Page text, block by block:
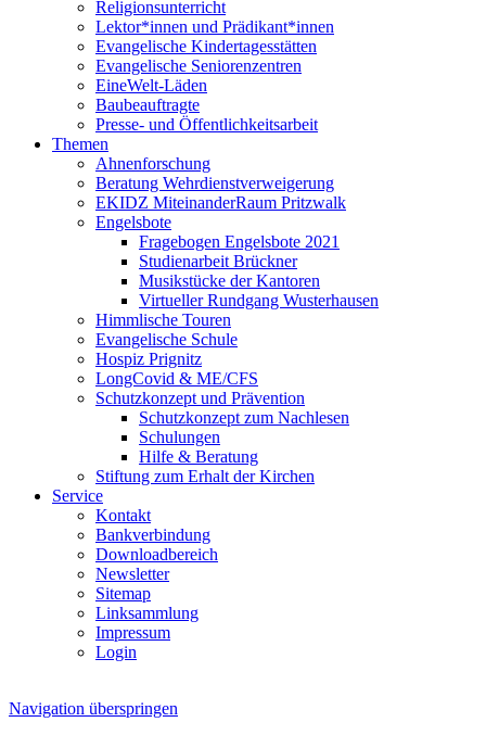
Religionsunterricht
Lektor*innen und Prädikant*innen
Evangelische Kindertagesstätten
Evangelische Seniorenzentren
EineWelt-Läden
Baubeauftragte
Presse- und Öffentlichkeitsarbeit
Themen
Ahnenforschung
Beratung Wehrdienstverweigerung
EKIDZ MiteinanderRaum Pritzwalk
Engelsbote
Fragebogen Engelsbote 2021
Studienarbeit Brückner
Musikstücke der Kantoren
Virtueller Rundgang Wusterhausen
Himmlische Touren
Evangelische Schule
Hospiz Prignitz
LongCovid & ME/CFS
Schutzkonzept und Prävention
Schutzkonzept zum Nachlesen
Schulungen
Hilfe & Beratung
Stiftung zum Erhalt der Kirchen
Service
Kontakt
Bankverbindung
Downloadbereich
Newsletter
Sitemap
Linksammlung
Impressum
Login
Navigation überspringen